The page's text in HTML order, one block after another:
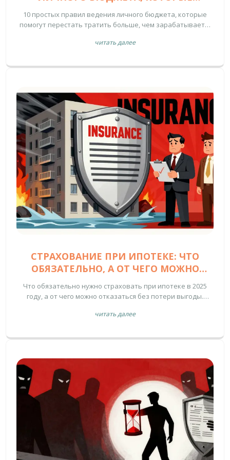
ДЕЙСТВИТЕЛЬНО РАБОТАЮТ В 2026
ГОДУ
10 простых правил ведения личного бюджета, которые
помогут перестать тратить больше, чем зарабатываете.
России 2026 года - от записи расходов до создания
читать далее
СТРАХОВАНИЕ ПРИ ИПОТЕКЕ: ЧТО
ОБЯЗАТЕЛЬНО, А ОТ ЧЕГО МОЖНО
Что обязательно нужно страховать при ипотеке в 2025
году, а от чего можно отказаться без потери выгоды.
процентах.
читать далее